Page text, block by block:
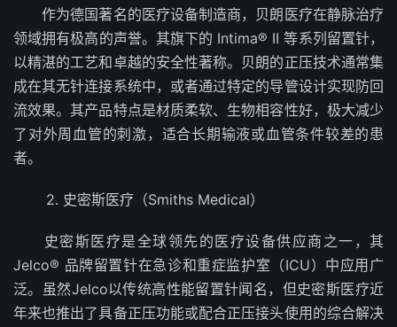
作为德国著名的医疗设备制造商，贝朗医疗在静脉治疗
领域拥有极高的声誉。其旗下的 Intima® II 等系列留置针，
以精湛的工艺和卓越的安全性著称。贝朗的正压技术通常集
成在其无针连接系统中，或者通过特定的导管设计实现防回
流效果。其产品特点是材质柔软、生物相容性好，极大减少
了对外周血管的刺激，适合长期输液或血管条件较差的患
者。
2. 史密斯医疗（Smiths Medical）
史密斯医疗是全球领先的医疗设备供应商之一，其
Jelco® 品牌留置针在急诊和重症监护室（ICU）中应用广
泛。虽然Jelco以传统高性能留置针闻名，但史密斯医疗近
年来也推出了具备正压功能或配合正压接头使用的综合解决